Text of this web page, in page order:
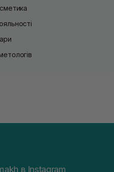
в Instagram